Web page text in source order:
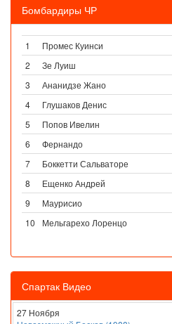
Бомбардиры ЧР
1 Промес Куинси
2
Зе Луиш
3
Ананидзе Жано
4
Глушаков Денис
5
Попов Ивелин
6
Фернандо
7
Боккетти Сальваторе
8
Ещенко Андрей
9
Маурисио
10
Мельгарехо Лоренцо
Спартак Видео
27 Ноября